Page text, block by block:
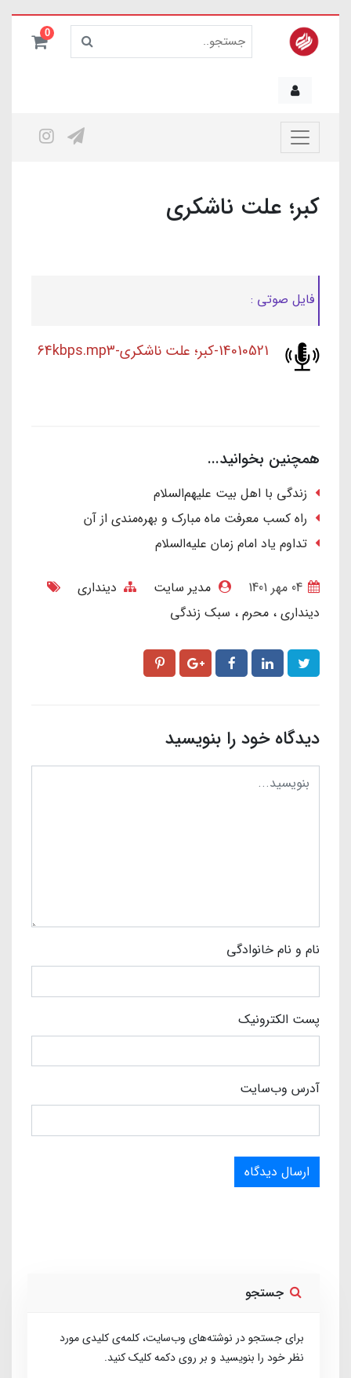
0
کبر؛ علت ناشکری
فایل صوتی :
14010521-کبر؛ علت ناشکری-64kbps.mp3
همچنین بخوانید...
زندگی با اهل بیت علیهم‌السلام
راه کسب معرفت ماه مبارک و بهره‌مندی از آن
تداوم یاد امام زمان علیه‌السلام
مدیر سایت
دینداری
دینداری محرم سبک زندگی
دیدگاه خود را بنویسید
نام و نام خانوادگی
پست الکترونیک
آدرس وب‌سایت
ارسال دیدگاه
جستجو
برای جستجو در نوشته‌های وب‌سایت، کلمه‌ی کلیدی مورد
نظر خود را بنویسید و بر روی دکمه کلیک کنید.